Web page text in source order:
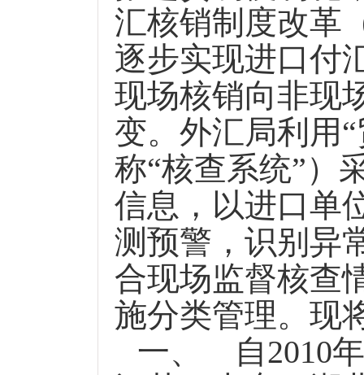
汇核销制度改革
逐步实现进口付
现场核销向非现
变。外汇局利用
称“核查系统”）
信息，以进口单
测预警，识别异
合现场监督核查
施分类管理。现
一、
自2010年